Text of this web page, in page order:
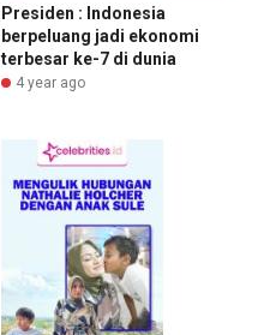
Presiden : Indonesia
berpeluang jadi ekonomi
terbesar ke-7 di dunia
4 year ago